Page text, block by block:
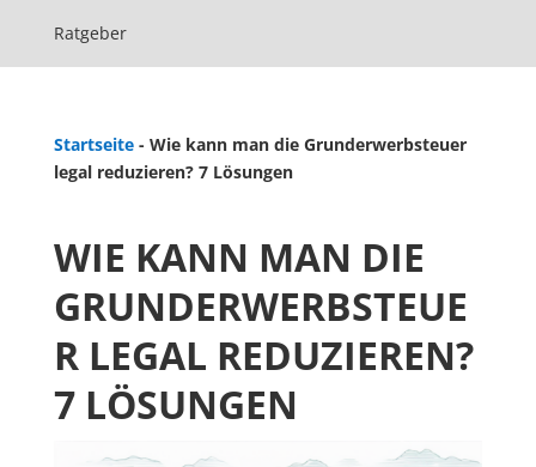
Ratgeber
Startseite- Wie kann man die Grunderwerbsteuer
legal reduzieren? 7 Lösungen
WIE KANN MAN DIE
GRUNDERWERBSTEUE
R LEGAL REDUZIEREN?
7 LÖSUNGEN